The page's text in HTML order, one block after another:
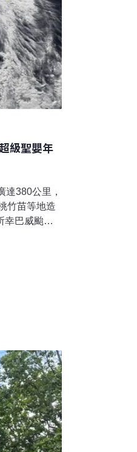
級聖嬰年
達380公里，
竹苗等地造
幸巴威颱風
專家示警
颱風之姿往
法及時排